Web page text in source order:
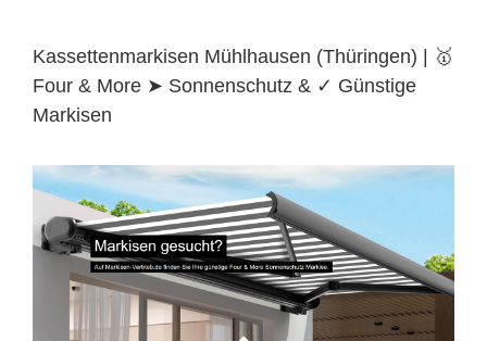
Kassettenmarkisen Mühlhausen (Thüringen) | 🥇
Four & More ➤ Sonnenschutz & ✓ Günstige
Markisen